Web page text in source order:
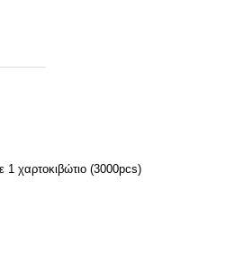
1 χαρτοκιβώτιο (3000pcs)